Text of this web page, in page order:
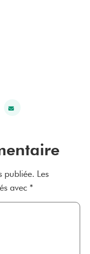
publiée. Les
avec *